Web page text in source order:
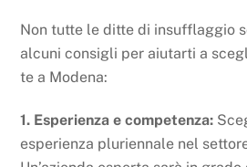
Non tutte le ditte di insufflaggio
alcuni consigli per aiutarti a
te a Modena:
1. Esperienza e competenza:
esperienza pluriennale nel